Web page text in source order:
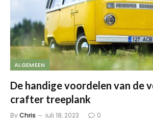
ALGEMEEN
De handige voordelen van de
crafter treeplank
ByChris juli 18, 2023 0